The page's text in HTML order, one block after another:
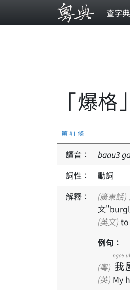
查字典
「爆格」
第 #1 條
讀音： baau3
詞性：
動詞
解釋：
(廣東話)
文
(英文)
例句：
(粵) 我
ngo5
(英) My